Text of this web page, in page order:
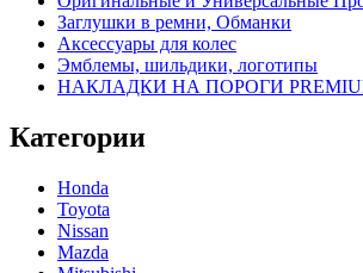
Заглушки в ремни, Обманки
Аксессуары для колес
Эмблемы, шильдики, логотипы
НАКЛАДКИ НА ПОРОГИ
Категории
Honda
Toyota
Nissan
Mazda